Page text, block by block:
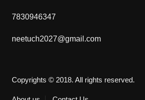
7830946347
neetuch2027@gmail.com
Copyrights © 2018. All rights reserved.